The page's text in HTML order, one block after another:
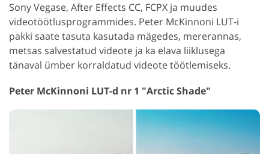
Sony Vegase, After Effects CC, FCPX ja muudes
videotöötlusprogrammides. Peter McKinnoni LUT-i
pakki saate tasuta kasutada mägedes, mererannas,
metsas salvestatud videote ja ka elava liiklusega
tänaval ümber korraldatud videote töötlemiseks.
Peter McKinnoni LUT-d nr 1 "Arctic Shade"